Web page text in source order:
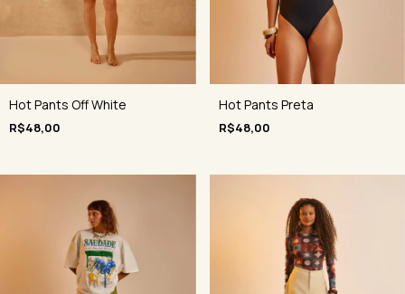
Hot Pants Off White
R$48,00
Hot Pants Preta
R$48,00